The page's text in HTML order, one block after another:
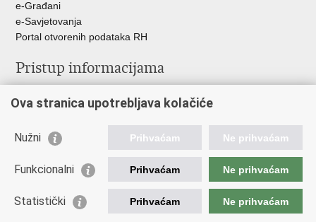
e-Građani
e-Savjetovanja
Portal otvorenih podataka RH
Pristup informacijama
Savjetovanje
Zapošljavanje
Odnosi s javnošću
Važne poveznice
Ova stranica upotrebljava kolačiće
Nužni Prihvaćam Ne prihvaćam
Funkcionalni Prihvaćam Ne prihvaćam
Statistički Prihvaćam Ne prihvaćam